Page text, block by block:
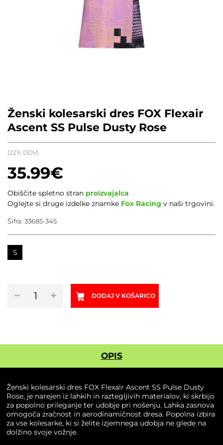
Ženski kolesarski dres FOX Flexair
Ascent SS Pulse Dusty Rose
35.99€
(22% DDV)
S
−
kolesarski
Rose
količina
+ DODAJ V KOŠARICO
Obiščite spletno stran proizvajalca
Oglejte si druge izdelke znamke Fox Racing v naši trgovini.
Šifra: 33685-345
OPIS
Ženski kolesarski dres FOX Flexair Ascent SS Pulse Dusty
Rose, je narejen iz lahkih in raztegljivih materialov, ki skrbijo
za popolno prileganje ter udobje pri nošenju. Lahka zasnova
omogoča zračnost in aerodinamičnost dresa. Popolna izbira
za vse kolesarke, ki si želite izjemnega udobja ne glede na
dolžino svoje vožnje.